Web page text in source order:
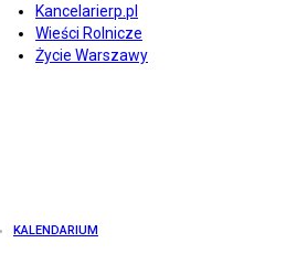
Kancelarierp.pl
Wieści Rolnicze
Życie Warszawy
KALENDARIUM